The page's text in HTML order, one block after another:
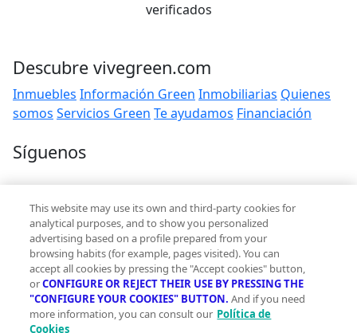
verificados
Descubre vivegreen.com
Inmuebles Información Green Inmobiliarias Quienes
somos Servicios Green Te ayudamos Financiación
Síguenos
Contacto
hola@vivegreen.com
Aviso Legal
This website may use its own and third-party cookies for
analytical purposes, and to show you personalized
advertising based on a profile prepared from your
browsing habits (for example, pages visited). You can
accept all cookies by pressing the "Accept cookies" button,
orCONFIGURE OR REJECT THEIR USE BY PRESSING THE
"CONFIGURE YOUR COOKIES" BUTTON. And if you need
more information, you can consult our Política de
Cookies